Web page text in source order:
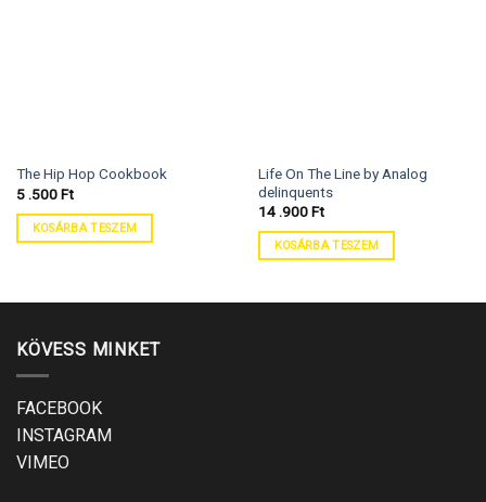
The Hip Hop Cookbook
5 .500Ft
KOSÁRBA TESZEM
Life On The Line by Analog
delinquents
14 .900Ft
KOSÁRBA TESZEM
KÖVESS MINKET
FACEBOOK
INSTAGRAM
VIMEO